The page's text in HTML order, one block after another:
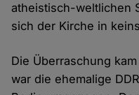
atheistisch-weltlichen
sich der Kirche in
Die Überraschung
war die ehemalige